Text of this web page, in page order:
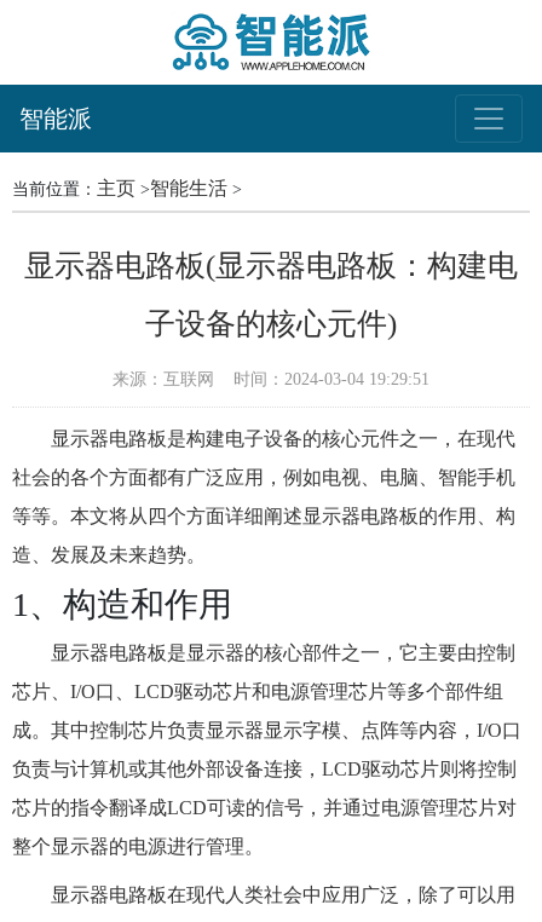
智能派
当前位置： 主页 >智能生活 >
显示器电路板(显示器电路板：构建电
子设备的核心元件)
来源：互联网 时间：2024-03-04 19:29:51
显示器电路板是构建电子设备的核心元件之一，在现代
社会的各个方面都有广泛应用，例如电视、电脑、智能手机
等等。本文将从四个方面详细阐述显示器电路板的作用、构
造、发展及未来趋势。
1、构造和作用
显示器电路板是显示器的核心部件之一，它主要由控制
芯片、I/O口、LCD驱动芯片和电源管理芯片等多个部件组
成。其中控制芯片负责显示器显示字模、点阵等内容，I/O口
负责与计算机或其他外部设备连接，LCD驱动芯片则将控制
芯片的指令翻译成LCD可读的信号，并通过电源管理芯片对
整个显示器的电源进行管理。
显示器电路板在现代人类社会中应用广泛，除了可以用